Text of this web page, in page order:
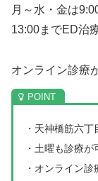
月～水・金は
13:00までED治
オンライン診療
・天神橋筋六
・土曜も診療が
・オンライン診